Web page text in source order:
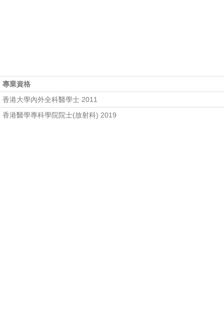
專業資格
香港大學內外全科醫學士 2011
香港醫學專科學院院士(放射科) 2019